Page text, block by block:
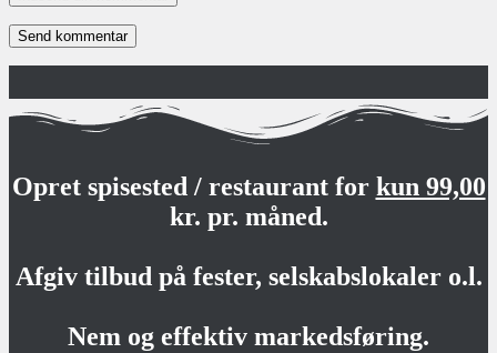
Opret spisested / restaurant for kun 99,00
kr. pr. måned.
Afgiv tilbud på fester, selskabslokaler o.l.
Nem og effektiv markedsføring.